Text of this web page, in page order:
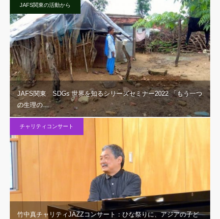
JAFS関東の活動から
JAFS関東 SDGs 世界を知るシリーズセミナー2022 「もう一つ
の生理の…
チャリティコンサート
竹中真チャリティJAZZコンサート：ひな祭りに、アジアの子ど